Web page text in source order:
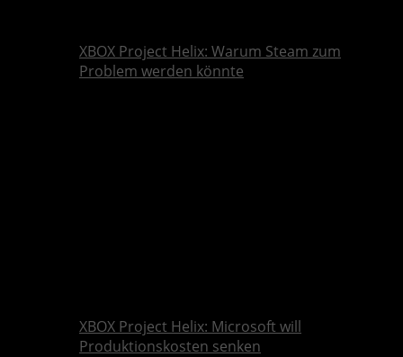
XBOX Project Helix: Warum Steam zum
Problem werden könnte
XBOX Project Helix: Microsoft will
Produktionskosten senken